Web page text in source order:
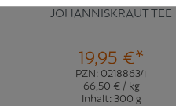
JOHANNISKRAUT TEE
19,95 €*
PZN: 02188634
66,50 € / kg
Inhalt: 300 g